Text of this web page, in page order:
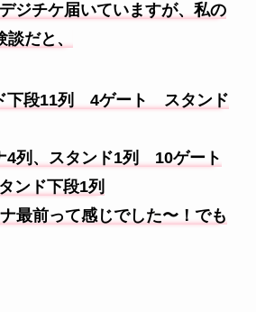
ジチケ届いていますが、私の
だと、
下段11列 4ゲート スタンド
列、スタンド1列 10ゲート
ンド下段1列
最前って感じでした〜！でも